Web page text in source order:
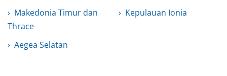
Makedonia Timur dan
Thrace
Kepulauan Ionia
Aegea Selatan